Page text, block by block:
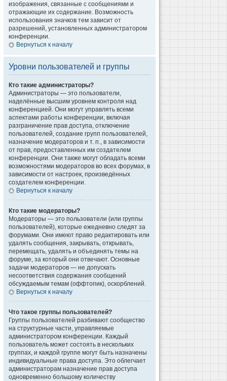
изображения, связанные с сообщениями и
отражающие их содержание. Возможность
использования значков тем зависит от
разрешений, установленных администратором
конференции.
Вернуться к началу
Уровни пользователей и группы
Кто такие администраторы?
Администраторы — это пользователи,
наделённые высшим уровнем контроля над
конференцией. Они могут управлять всеми
аспектами работы конференции, включая
разграничение прав доступа, отключение
пользователей, создание групп пользователей,
назначение модераторов и т. п., в зависимости
от прав, предоставленных им создателем
конференции. Они также могут обладать всеми
возможностями модераторов во всех форумах, в
зависимости от настроек, произведённых
создателем конференции.
Вернуться к началу
Кто такие модераторы?
Модераторы — это пользователи (или группы
пользователей), которые ежедневно следят за
форумами. Они имеют право редактировать или
удалять сообщения, закрывать, открывать,
перемещать, удалять и объединять темы на
форуме, за который они отвечают. Основные
задачи модераторов — не допускать
несоответствия содержания сообщений
обсуждаемым темам (оффтопик), оскорблений.
Вернуться к началу
Что такое группы пользователей?
Группы пользователей разбивают сообщество
на структурные части, управляемые
администратором конференции. Каждый
пользователь может состоять в нескольких
группах, и каждой группе могут быть назначены
индивидуальные права доступа. Это облегчает
администраторам назначение прав доступа
одновременно большому количеству